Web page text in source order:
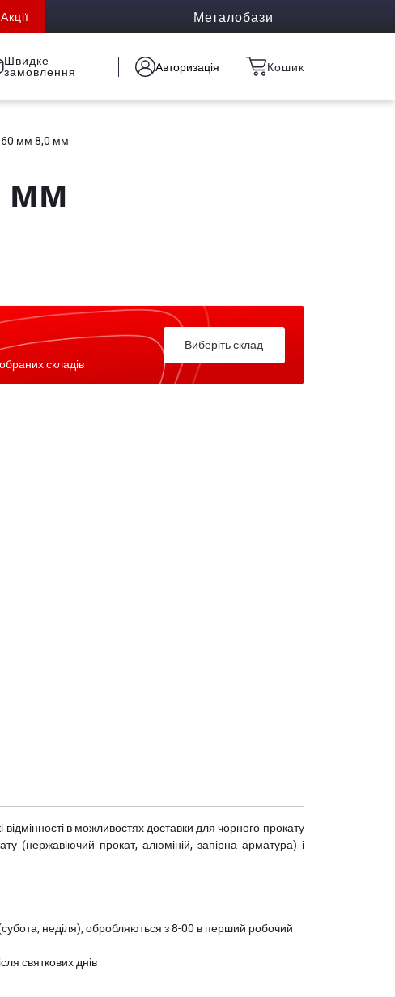
Акції Металобази
Швидке
замовлення Авторизація Кошик
60 мм 8,0 мм
мм
складів
Виберіть склад
в можливостях доставки для чорного прокату
(нержавіючий прокат, алюміній, запірна арматура) і
(субота, неділя), обробляються з 8-00 в перший робочий
святкових днів